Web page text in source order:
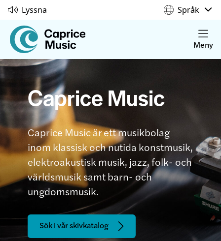
Lyssna Språk
Meny
Caprice Music
Caprice Music är ett musikbolag
inom klassisk och nutida konstmusik,
elektroakustisk musik, jazz, folk- och
världsmusik samt barn- och
ungdomsmusik.
Sök i vår skivkatalog